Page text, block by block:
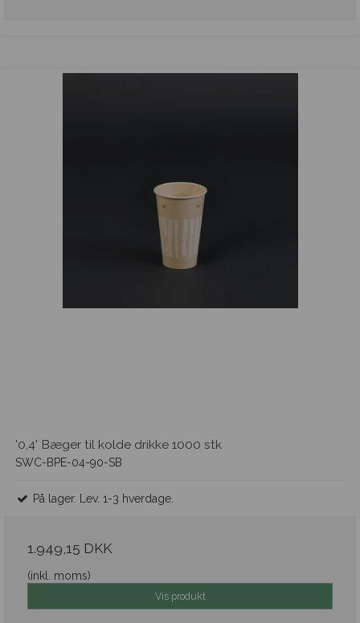
'0,4' Bæger til kolde drikke 1000 stk
SWC-BPE-04-90-SB
På lager. Lev. 1-3 hverdage.
1.949,15 DKK
(inkl. moms)
Vis produkt